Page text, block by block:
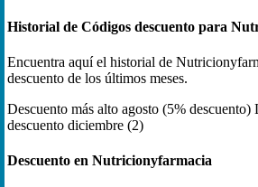
Historial de Códigos descuento para
Encuentra aquí el historial de
descuento de los últimos meses.
Descuento más alto agosto (5% descuento)
descuento diciembre (2)
Descuento en Nutricionyfarmacia